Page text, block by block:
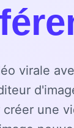
virale
une